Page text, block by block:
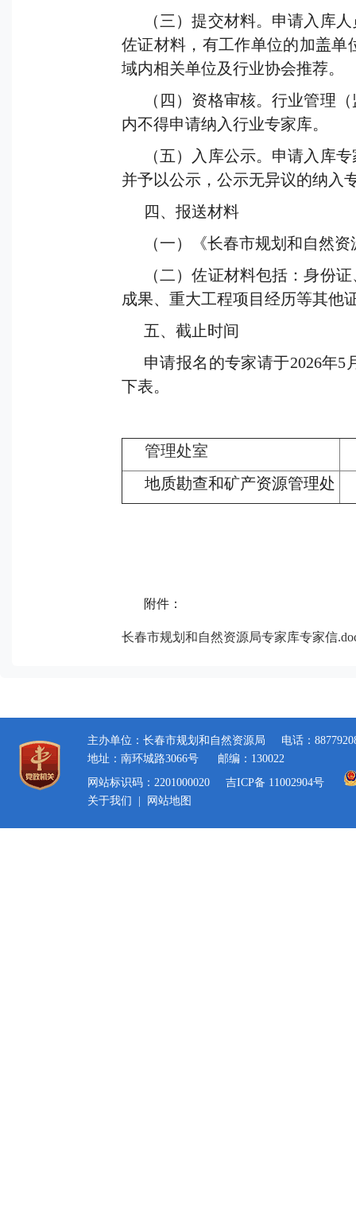
（三）提交材料。申请入库
佐证材料，有工作单位的加盖单
域内相关单位及行业协会推荐。
（四）资格审核。行业管理
内不得申请纳入行业专家库。
（五）入库公示。申请入库
并予以公示，公示无异议的纳入
四、报送材料
（一）《长春市规划和自然
（二）佐证材料包括：身份
成果、重大工程项目经历等其他
五、截止时间
申请报名的专家请于2026年5
下表。
管理处室
地质勘查和矿产资源管理处
附件：
长春市规划和自然资源局专家库专家信
主办单位：长春市规划和自然资源局
电话：
地址：南环城路3066号
邮编：130022
网站标识码：2201000020
吉ICP备 11002904号
关于我们
网站地图